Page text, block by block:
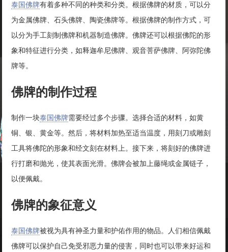
泰国佛牌有着多种不同的种类和分类。根据佛牌的材质，可以分
为金属佛牌、石头佛牌、陶瓷佛牌等。根据佛牌的制作方式，可
以分为手工刻制佛牌和机器制造佛牌。佛牌还可以根据佛陀的形
象和特征进行分类，如释迦牟尼佛牌、观音菩萨佛牌、阿弥陀佛
牌等。
佛牌的制作过程
制作一块泰国佛牌需要经过多个步骤。选择合适的材料，如黄
铜、银、黄金等。然后，将材料加热至适当温度，用刻刀或雕刻
工具将佛陀的形象和经文刻在材料上。接下来，将刻好的佛牌进
行打磨和抛光，使其表面光滑。佛牌会被加上藤绳或金属链子，
以便佩戴。
佛牌的象征意义
泰国佛牌被视为具有神圣力量和护佑作用的物品。人们相信佩戴
佛牌可以保护自己免受邪恶力量的侵害，同时也可以带来好运和